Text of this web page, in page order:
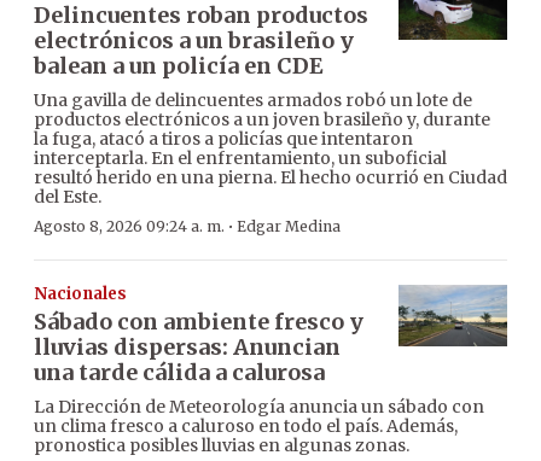
Delincuentes roban productos
electrónicos a un brasileño y
balean a un policía en CDE
Una gavilla de delincuentes armados robó un lote de
productos electrónicos a un joven brasileño y, durante
la fuga, atacó a tiros a policías que intentaron
interceptarla. En el enfrentamiento, un suboficial
resultó herido en una pierna. El hecho ocurrió en Ciudad
del Este.
Agosto 8, 2026 09:24 a. m. · Edgar Medina
Nacionales
Sábado con ambiente fresco y
lluvias dispersas: Anuncian
una tarde cálida a calurosa
La Dirección de Meteorología anuncia un sábado con
un clima fresco a caluroso en todo el país. Además,
pronostica posibles lluvias en algunas zonas.